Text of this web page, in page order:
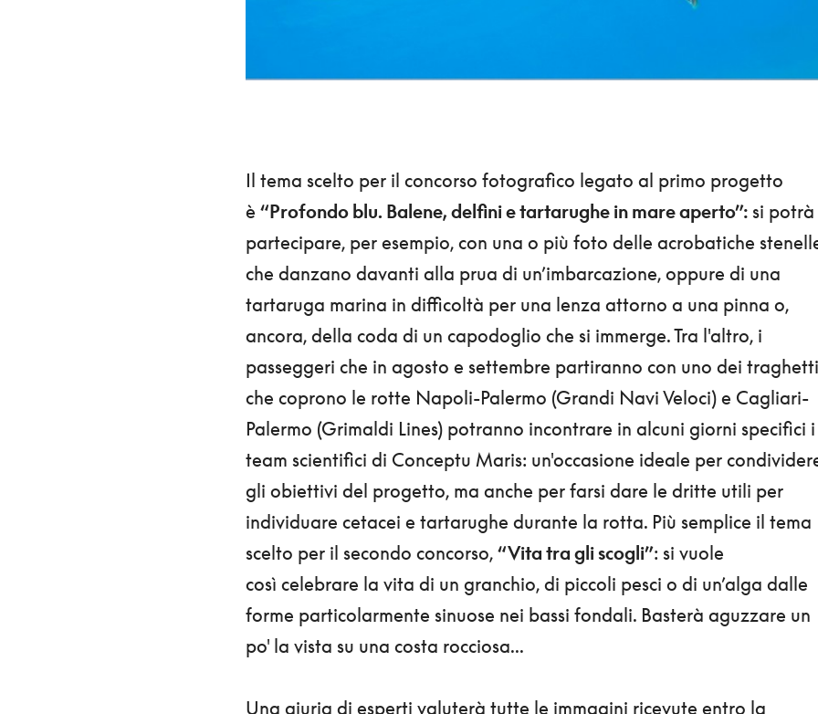
Il tema scelto per il concorso fotografico legato al primo progetto
è “Profondo blu. Balene, delfini e tartarughe in mare aperto”: si potrà
partecipare, per esempio, con una o più foto delle acrobatiche
che danzano davanti alla prua di un’imbarcazione, oppure di una
tartaruga marina in difficoltà per una lenza attorno a una pinna o,
ancora, della coda di un capodoglio che si immerge. Tra l'altro, i
passeggeri che in agosto e settembre partiranno con uno dei traghetti
che coprono le rotte Napoli-Palermo (Grandi Navi Veloci) e Cagliari-
Palermo (Grimaldi Lines) potranno incontrare in alcuni giorni specifici i
team scientifici di Conceptu Maris: un'occasione ideale per
gli obiettivi del progetto, ma anche per farsi dare le dritte utili per
individuare cetacei e tartarughe durante la rotta. Più semplice il tema
scelto per il secondo concorso, “Vita tra gli scogli”: si vuole
così celebrare la vita di un granchio, di piccoli pesci o di un’alga dalle
forme particolarmente sinuose nei bassi fondali. Basterà aguzzare un
po' la vista su una costa rocciosa...
Una giuria di esperti valuterà tutte le immagini ricevute entro la